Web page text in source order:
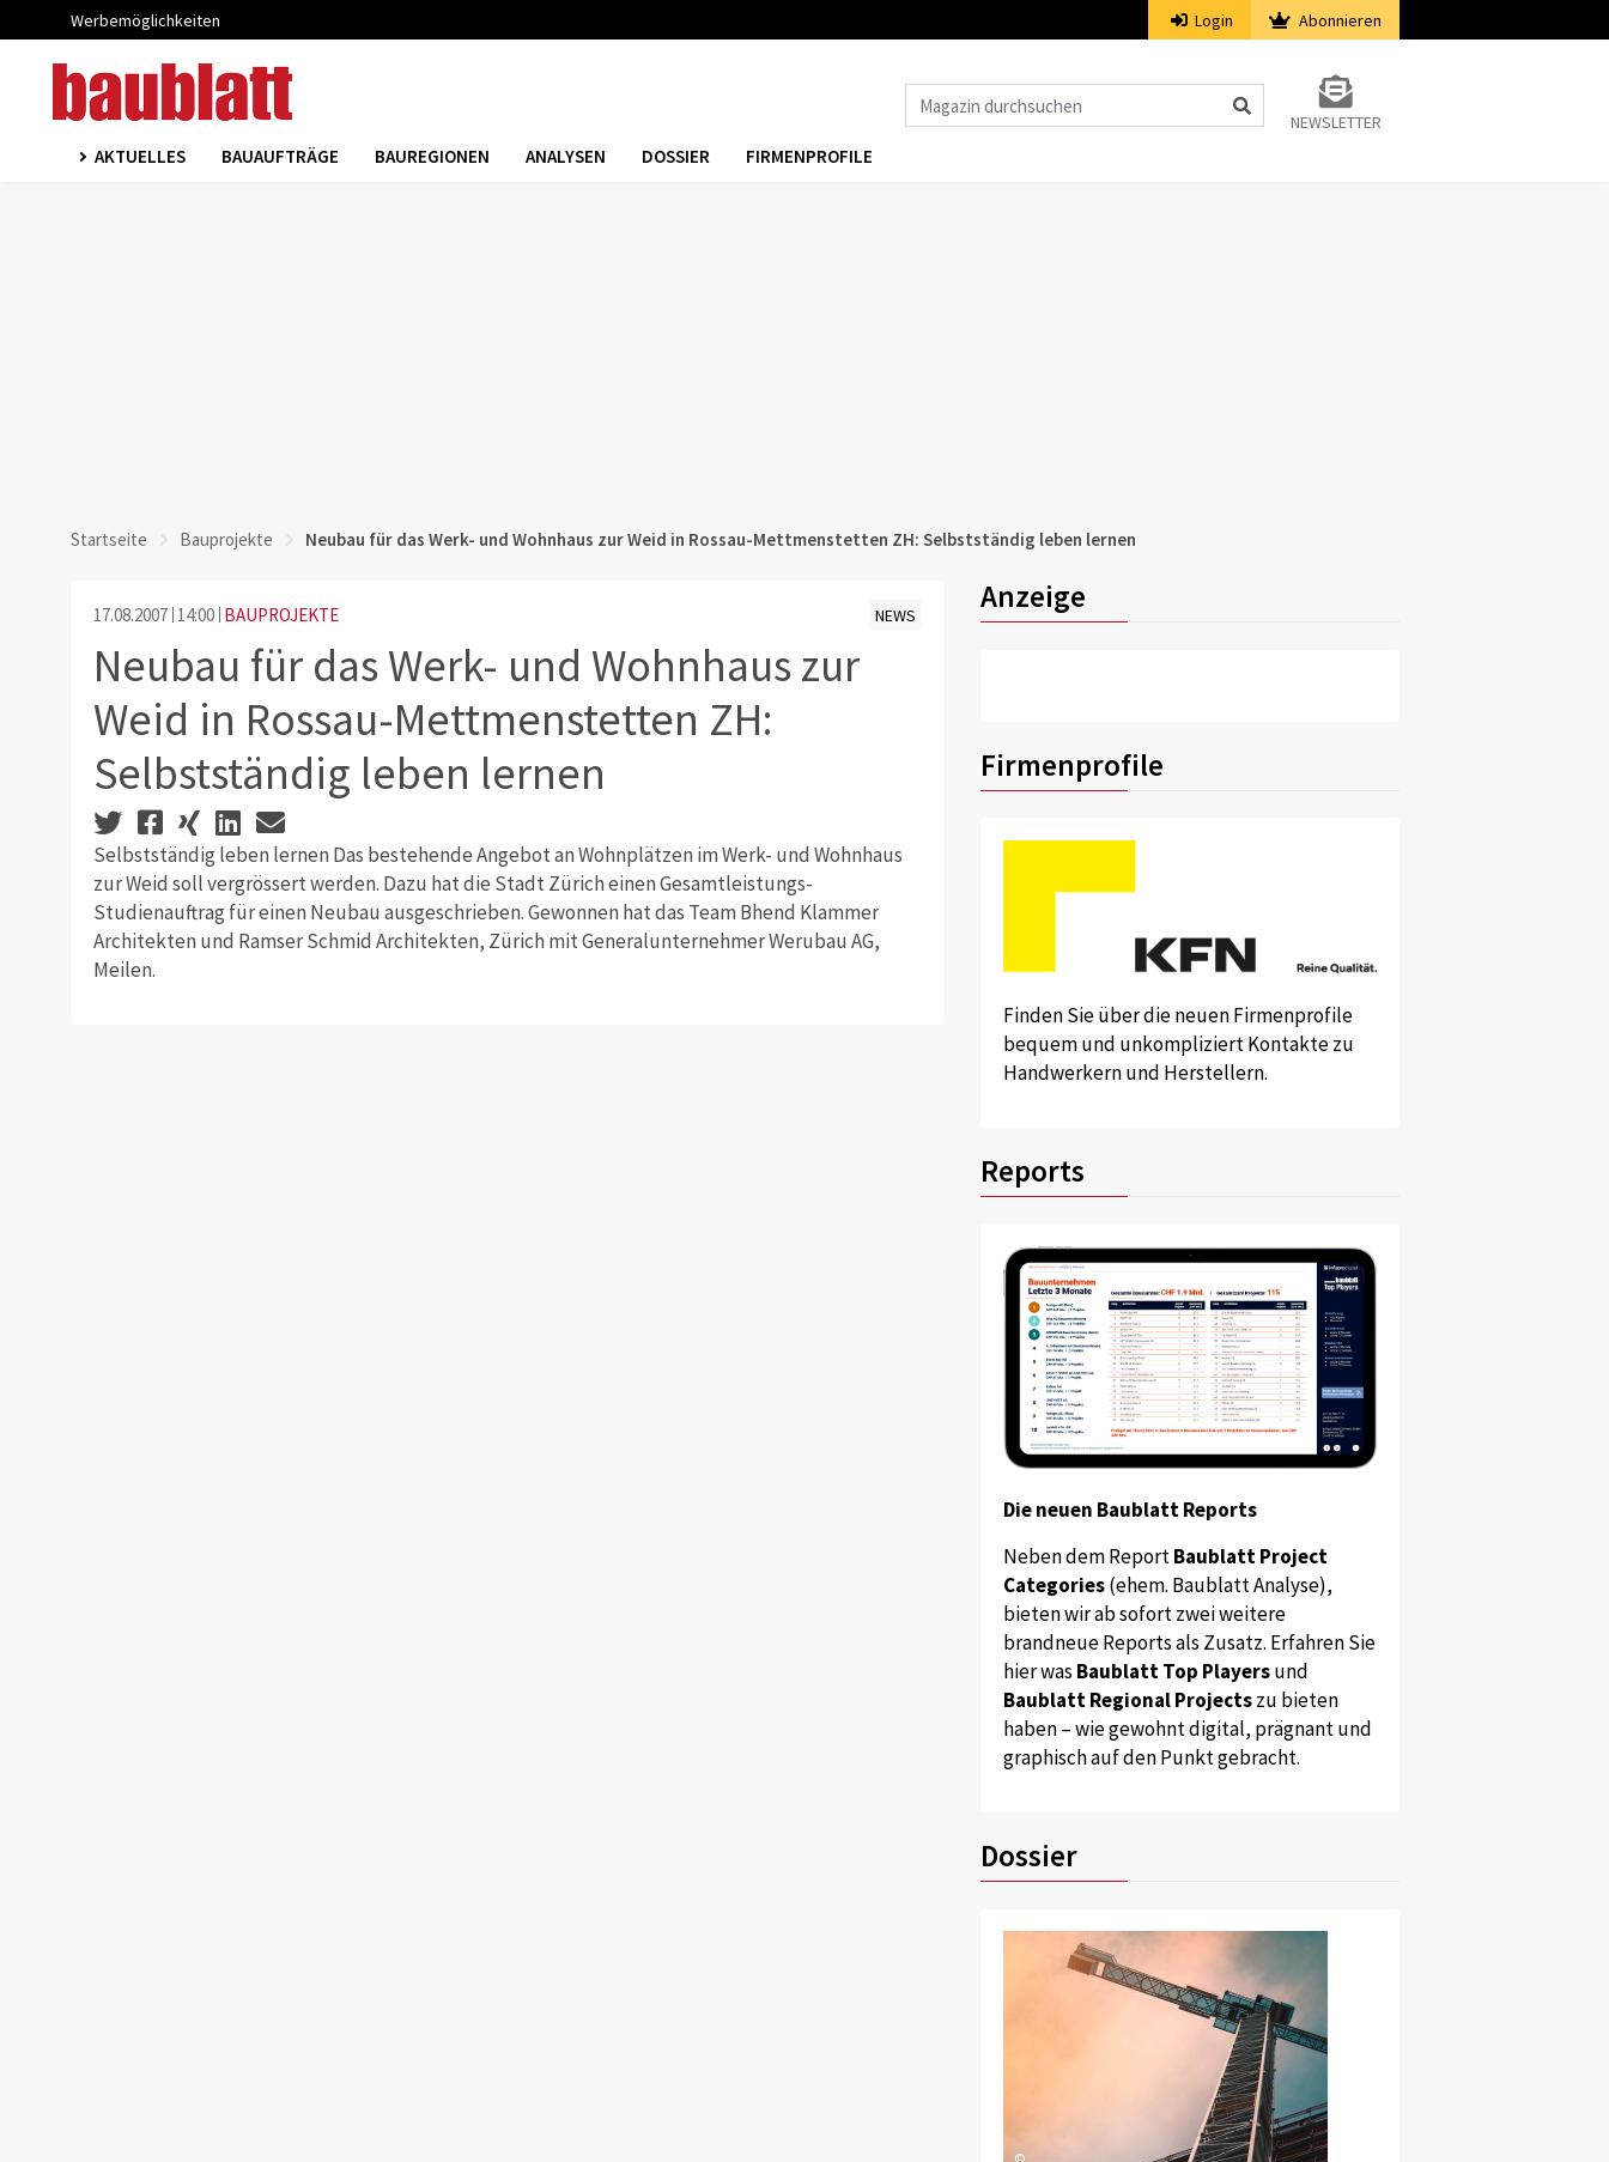
Werbemöglichkeiten Login Abonnieren
NEWSLETTER
AKTUELLES BAUAUFTRÄGE BAUREGIONEN ANALYSEN DOSSIER FIRMENPROFILE
Startseite Bauprojekte Neubau für das Werk- und Wohnhaus zur Weid in Rossau-Mettmenstetten ZH: Selbstständig leben lernen
17.08.2007 14:00 BAUPROJEKTE NEWS
Neubau für das Werk- und Wohnhaus zur
Weid in Rossau-Mettmenstetten ZH:
Selbstständig leben lernen
Selbstständig leben lernen Das bestehende Angebot an Wohnplätzen im Werk- und Wohnhaus
zur Weid soll vergrössert werden. Dazu hat die Stadt Zürich einen Gesamtleistungs-
Studienauftrag für einen Neubau ausgeschrieben. Gewonnen hat das Team Bhend Klammer
Architekten und Ramser Schmid Architekten, Zürich mit Generalunternehmer Werubau AG,
Meilen.
Anzeige
Firmenprofile
Finden Sie über die neuen Firmenprofile
bequem und unkompliziert Kontakte zu
Handwerkern und Herstellern.
Reports
Die neuen Baublatt Reports
Neben dem ReportBaublatt Project
Categories(ehem. Baublatt Analyse),
bieten wir ab sofort zwei weitere
brandneue Reports als Zusatz. Erfahren Sie
hier was Baublatt Top Playersund
Baublatt Regional Projectszu bieten
haben – wie gewohnt digital, prägnant und
graphisch auf den Punkt gebracht.
Dossier
©